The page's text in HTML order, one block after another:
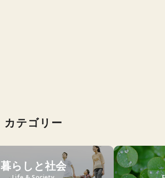
カテゴリー
暮らしと社会